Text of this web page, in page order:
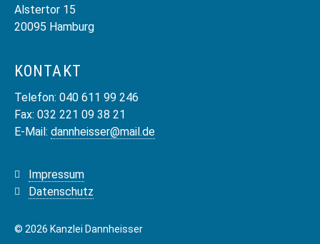
Alstertor 15
20095 Hamburg
KONTAKT
Telefon: 040 611 99 246
Fax: 032 221 09 38 21
E-Mail: dannheisser@mail.de
Navigation
überspringen
Impressum
Datenschutz
© 2026 Kanzlei Dannheisser